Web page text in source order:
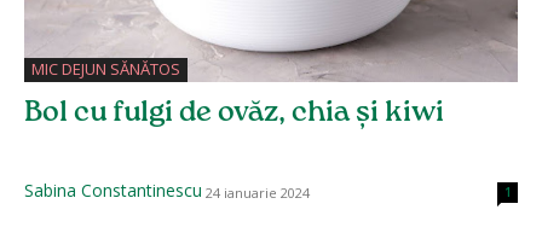
MIC DEJUN SĂNĂTOS
Bol cu fulgi de ovăz, chia și kiwi
Sabina Constantinescu 24 ianuarie 2024 1